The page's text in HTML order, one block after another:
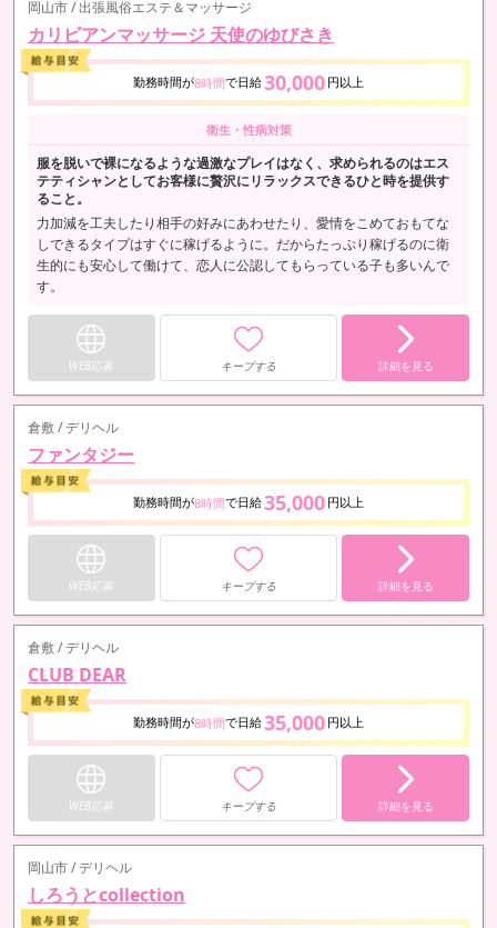
岡山市 / 出張風俗エステ＆マッサージ
カリビアンマッサージ 天使のゆびさき
勤務時間が8時間で日給30,000 円以上
衛生・性病対策
服を脱いで裸になるような過激なプレイはなく、求められるのはエス
テティシャンとしてお客様に贅沢にリラックスできるひと時を提供す
ること。
力加減を工夫したり相手の好みにあわせたり、愛情をこめておもてな
しできるタイプはすぐに稼げるように。だからたっぷり稼げるのに衛
生的にも安心して働けて、恋人に公認してもらっている子も多いんで
す。
WEB応募 キープする 詳細を見る
倉敷 / デリヘル
ファンタジー
勤務時間が8時間で日給35,000 円以上
WEB応募 キープする 詳細を見る
倉敷 / デリヘル
CLUB DEAR
勤務時間が8時間で日給35,000 円以上
WEB応募 キープする 詳細を見る
岡山市 / デリヘル
しろうとcollection